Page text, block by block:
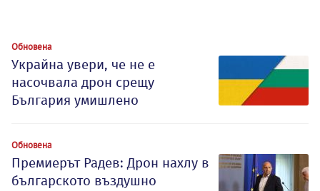
Обновена
Украйна увери, че не е
насочвала дрон срещу
България умишлено
Обновена
Премиерът Радев: Дрон нахлу в
българското въздушно